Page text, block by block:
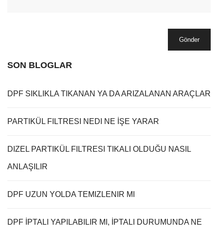
Gönder
SON BLOGLAR
DPF SIKLIKLA TIKANAN YA DA ARIZALANAN ARAÇLAR
PARTIKÜL FILTRESI NEDI NE İŞE YARAR
DIZEL PARTIKÜL FILTRESI TIKALI OLDUĞU NASIL
ANLAŞILIR
DPF UZUN YOLDA TEMIZLENIR MI
DPF İPTALI YAPILABILIR MI, İPTALI DURUMUNDA NE